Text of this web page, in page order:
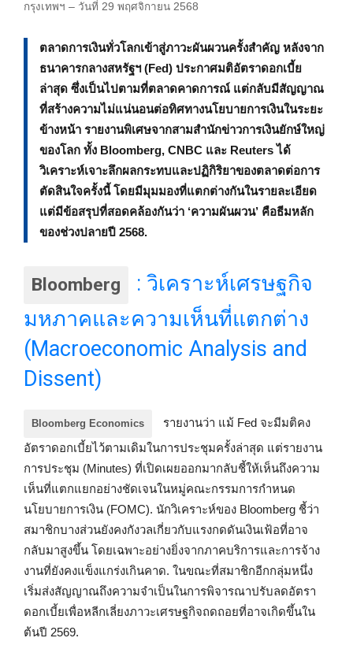
กรุงเทพฯ – วันที่ 29 พฤศจิกายน 2568
ตลาดการเงินทั่วโลกเข้าสู่ภาวะผันผวนครั้งสำคัญ หลังจาก
ธนาคารกลางสหรัฐฯ (Fed) ประกาศมติอัตราดอกเบี้ย
ล่าสุด ซึ่งเป็นไปตามที่ตลาดคาดการณ์ แต่กลับมีสัญญาณ
ที่สร้างความไม่แน่นอนต่อทิศทางนโยบายการเงินในระยะ
ข้างหน้า รายงานพิเศษจากสามสำนักข่าวการเงินยักษ์ใหญ่
ของโลก ทั้ง Bloomberg, CNBC และ Reuters ได้
วิเคราะห์เจาะลึกผลกระทบและปฏิกิริยาของตลาดต่อการ
ตัดสินใจครั้งนี้ โดยมีมุมมองที่แตกต่างกันในรายละเอียด
แต่มีข้อสรุปที่สอดคล้องกันว่า ‘ความผันผวน’ คือธีมหลัก
ของช่วงปลายปี 2568.
Bloomberg
: วิเคราะห์เศรษฐกิจ
มหภาคและความเห็นที่แตกต่าง
(Macroeconomic Analysis and
Dissent)
Bloomberg Economics
รายงานว่า แม้ Fed จะมีมติคง
อัตราดอกเบี้ยไว้ตามเดิมในการประชุมครั้งล่าสุด แต่รายงาน
การประชุม (Minutes) ที่เปิดเผยออกมากลับชี้ให้เห็นถึงความ
เห็นที่แตกแยกอย่างชัดเจนในหมู่คณะกรรมการกำหนด
นโยบายการเงิน (FOMC). นักวิเคราะห์ของ Bloomberg ชี้ว่า
สมาชิกบางส่วนยังคงกังวลเกี่ยวกับแรงกดดันเงินเฟ้อที่อาจ
กลับมาสูงขึ้น โดยเฉพาะอย่างยิ่งจากภาคบริการและการจ้าง
งานที่ยังคงแข็งแกร่งเกินคาด. ในขณะที่สมาชิกอีกกลุ่มหนึ่ง
เริ่มส่งสัญญาณถึงความจำเป็นในการพิจารณาปรับลดอัตรา
ดอกเบี้ยเพื่อหลีกเลี่ยงภาวะเศรษฐกิจถดถอยที่อาจเกิดขึ้นใน
ต้นปี 2569.